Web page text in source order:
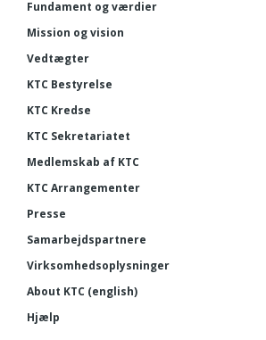
Fundament og værdier
Mission og vision
Vedtægter
KTC Bestyrelse
KTC Kredse
KTC Sekretariatet
Medlemskab af KTC
KTC Arrangementer
Presse
Samarbejdspartnere
Virksomhedsoplysninger
About KTC (english)
Hjælp